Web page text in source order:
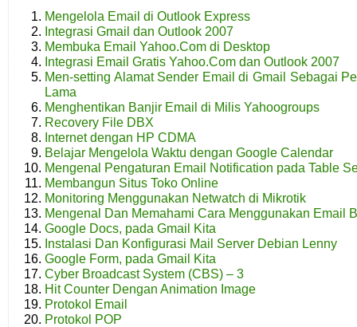
Mengelola Email di Outlook Express
Integrasi Gmail dan Outlook 2007
Membuka Email Yahoo.Com di Desktop
Integrasi Email Gratis Yahoo.Com dan Outlook 2007
Men-setting Alamat Sender Email di Gmail Sebagai
Lama
Menghentikan Banjir Email di Milis Yahoogroups
Recovery File DBX
Internet dengan HP CDMA
Belajar Mengelola Waktu dengan Google Calendar
Mengenal Pengaturan Email Notification pada Table
Membangun Situs Toko Online
Monitoring Menggunakan Netwatch di Mikrotik
Mengenal Dan Memahami Cara Menggunakan Email
Google Docs, pada Gmail Kita
Instalasi Dan Konfigurasi Mail Server Debian Lenny
Google Form, pada Gmail Kita
Cyber Broadcast System (CBS) – 3
Hit Counter Dengan Animation Image
Protokol Email
Protokol POP